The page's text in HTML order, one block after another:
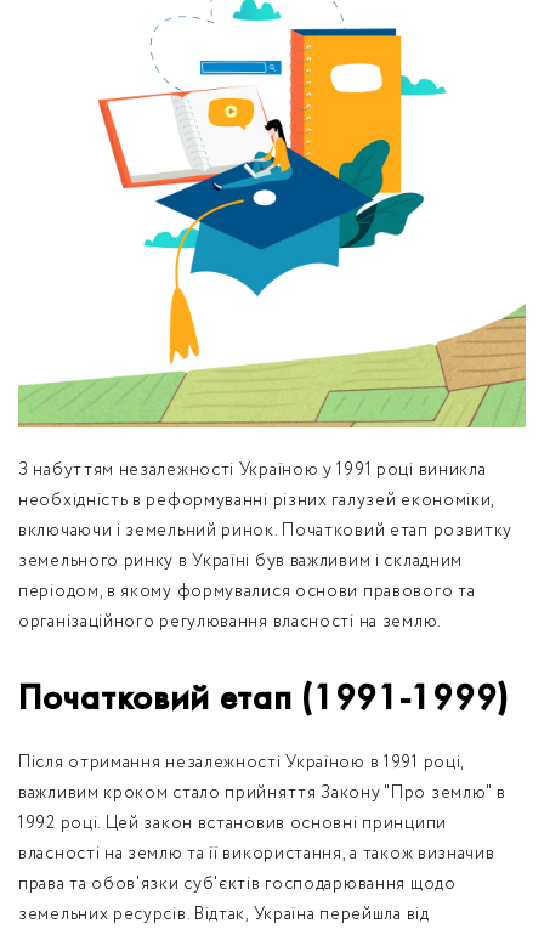
З набуттям незалежності Україною у 1991 році виникла
необхідність в реформуванні різних галузей економіки,
включаючи і земельний ринок. Початковий етап розвитку
земельного ринку в Україні був важливим і складним
періодом, в якому формувалися основи правового та
організаційного регулювання власності на землю.
Початковий етап (1991-1999)
Після отримання незалежності Україною в 1991 році,
важливим кроком стало прийняття Закону "Про землю" в
1992 році. Цей закон встановив основні принципи
власності на землю та її використання, а також визначив
права та обов'язки суб'єктів господарювання щодо
земельних ресурсів. Відтак, Україна перейшла від
Немає облікового запису?
Зареєструватися
УВІЙТИ
обробку персональних даних.
ЗАМОВИТИ КОНСУЛЬТАЦІЮ